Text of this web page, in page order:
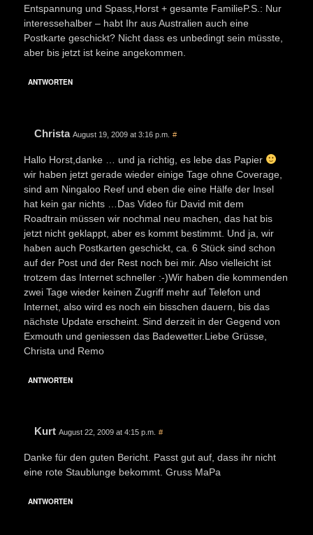
Entspannung und Spass,Horst + gesamte FamilieP.S.: Nur
interessehalber – habt Ihr aus Australien auch eine
Postkarte geschickt? Nicht dass es unbedingt sein müsste,
aber bis jetzt ist keine angekommen.
ANTWORTEN
Christa August 19, 2009 at 3:16 p.m. #
Hallo Horst,danke … und ja richtig, es lebe das Papier
wir haben jetzt gerade wieder einige Tage ohne Coverage,
sind am Ningaloo Reef und eben die eine Hälfe der Insel
hat kein gar nichts …Das Video für David mit dem
Roadtrain müssen wir nochmal neu machen, das hat bis
jetzt nicht geklappt, aber es kommt bestimmt. Und ja, wir
haben auch Postkarten geschickt, ca. 6 Stück sind schon
auf der Post und der Rest noch bei mir. Also vielleicht ist
trotzem das Internet schneller :-)Wir haben die kommenden
zwei Tage wieder keinen Zugriff mehr auf Telefon und
Internet, also wird es noch ein bisschen dauern, bis das
nächste Update erscheint. Sind derzeit in der Gegend von
Exmouth und geniessen das Badewetter.Liebe Grüsse,
Christa und Remo
ANTWORTEN
Kurt August 22, 2009 at 4:15 p.m. #
Danke für den guten Bericht. Passt gut auf, dass ihr nicht
eine rote Staublunge bekommt. Gruss MaPa
ANTWORTEN